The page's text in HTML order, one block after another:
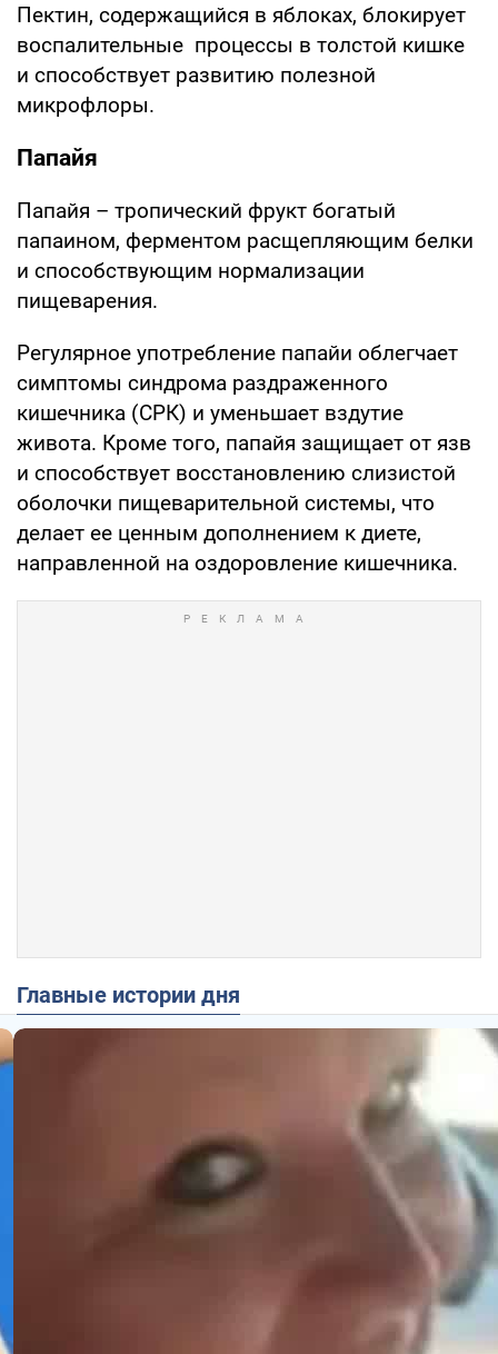
Пектин, содержащийся в яблоках, блокирует
воспалительные процессы в толстой кишке
и способствует развитию полезной
микрофлоры.
Папайя
Папайя – тропический фрукт богатый
папаином, ферментом расщепляющим белки
и способствующим нормализации
пищеварения.
Регулярное употребление папайи облегчает
симптомы синдрома раздраженного
кишечника (СРК) и уменьшает вздутие
живота. Кроме того, папайя защищает от язв
и способствует восстановлению слизистой
оболочки пищеварительной системы, что
делает ее ценным дополнением к диете,
направленной на оздоровление кишечника.
Главные истории дня